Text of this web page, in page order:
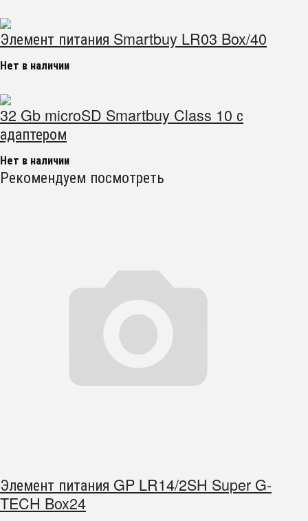
Элемент питания Smartbuy LR03 Box/40
Нет в наличии
32 Gb microSD Smartbuy Class 10 с
адаптером
Нет в наличии
Рекомендуем посмотреть
Элемент питания GP LR14/2SH Super G-
TECH Box24